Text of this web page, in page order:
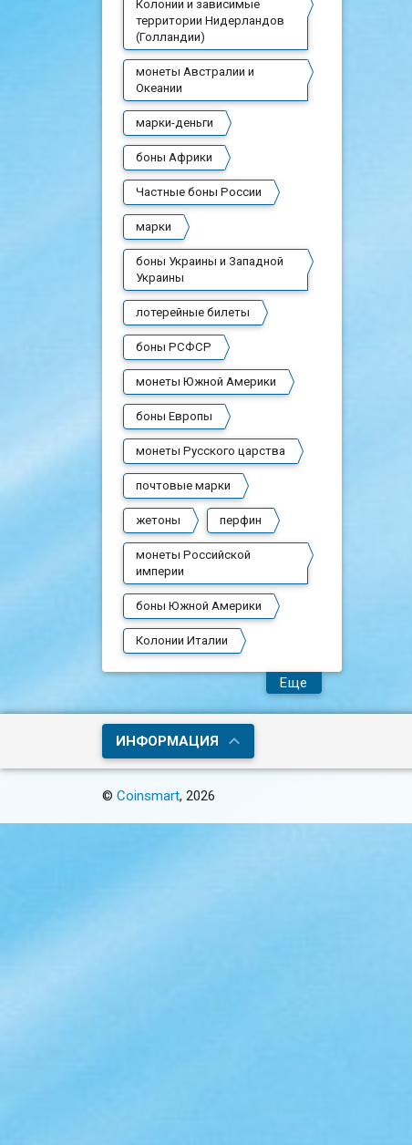
Колонии и зависимые
территории Нидерландов
(Голландии)
монеты Австралии и
Океании
марки-деньги
боны Африки
Частные боны России
марки
боны Украины и Западной
Украины
лотерейные билеты
боны РСФСР
монеты Южной Америки
боны Европы
монеты Русского царства
почтовые марки
жетоны перфин
монеты Российской
империи
боны Южной Америки
Колонии Италии
Еще
ИНФОРМАЦИЯ
©Coinsmart, 2026